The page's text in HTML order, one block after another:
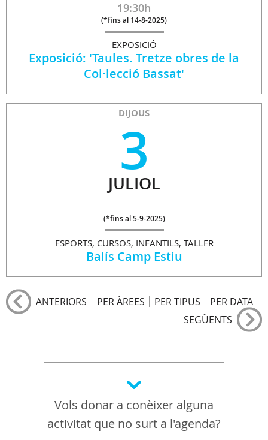
19:30h
(*fins al 14-8-2025)
EXPOSICIÓ
Exposició: 'Taules. Tretze obres de la
Col·lecció Bassat'
DIJOUS
3
JULIOL
(*fins al 5-9-2025)
ESPORTS, CURSOS, INFANTILS, TALLER
Balís Camp Estiu
ANTERIORS PER ÀREES PER TIPUS
PER DATA
SEGÜENTS
Vols donar a conèixer alguna
activitat que no surt a l'agenda?